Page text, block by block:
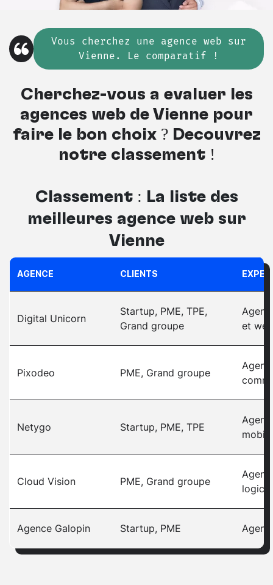
Vous cherchez une agence web sur
Vienne. Le comparatif !
Cherchez-vous à évaluer les
agences web de Vienne pour
faire le bon choix ? Découvrez
notre classement !
Classement : La liste des
meilleures agence web sur
Vienne
AGENCE CLIENTS
Digital Unicorn
Startup, PME, TPE,
Grand groupe
et
Pixodeo PME, Grand groupe
Netygo Startup, PME, TPE
mobile
Cloud Vision PME, Grand groupe
Agence Galopin Startup, PME